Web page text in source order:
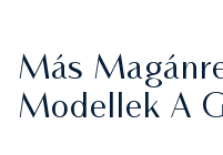
Más
Modellek A